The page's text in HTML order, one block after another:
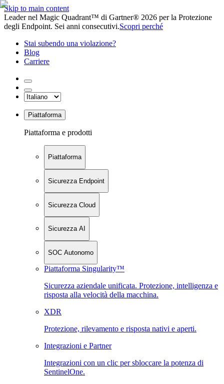
Skip to main content
Leader nel Magic Quadrant™ di Gartner® 2026 per la Protezione
degli Endpoint. Sei anni consecutivi.Scopri perché
Stai subendo una violazione?
Blog
Carriere
Piattaforma
Piattaforma e prodotti
Piattaforma
Sicurezza Endpoint
Sicurezza Cloud
Sicurezza AI
SOC Autonomo
Piattaforma Singularity™
Sicurezza aziendale unificata. Protezione, intelligenza e
risposta alla velocità della macchina.
XDR
Protezione, rilevamento e risposta nativi e aperti.
Integrazioni e Partner
Integrazioni con un clic per sbloccare la potenza di
SentinelOne.